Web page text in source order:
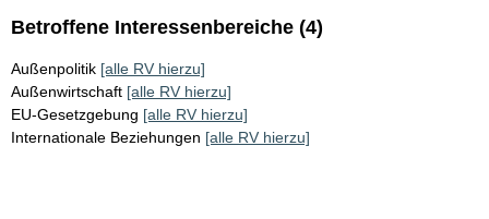
Betroffene Interessenbereiche (4)
Außenpolitik [alle RV hierzu]
Außenwirtschaft [alle RV hierzu]
EU-Gesetzgebung [alle RV hierzu]
Internationale Beziehungen [alle RV hierzu]